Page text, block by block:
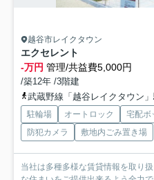
越谷市レイクタウン
エクセレント
-万円 管理/共益費5,000円
/築12年 /3階建
武蔵野線「越谷レイクタウン
駐輪場 オートロック 宅配ボ
防犯カメラ
敷地内ごみ置き場
当社は多種多様な賃貸情報を取り